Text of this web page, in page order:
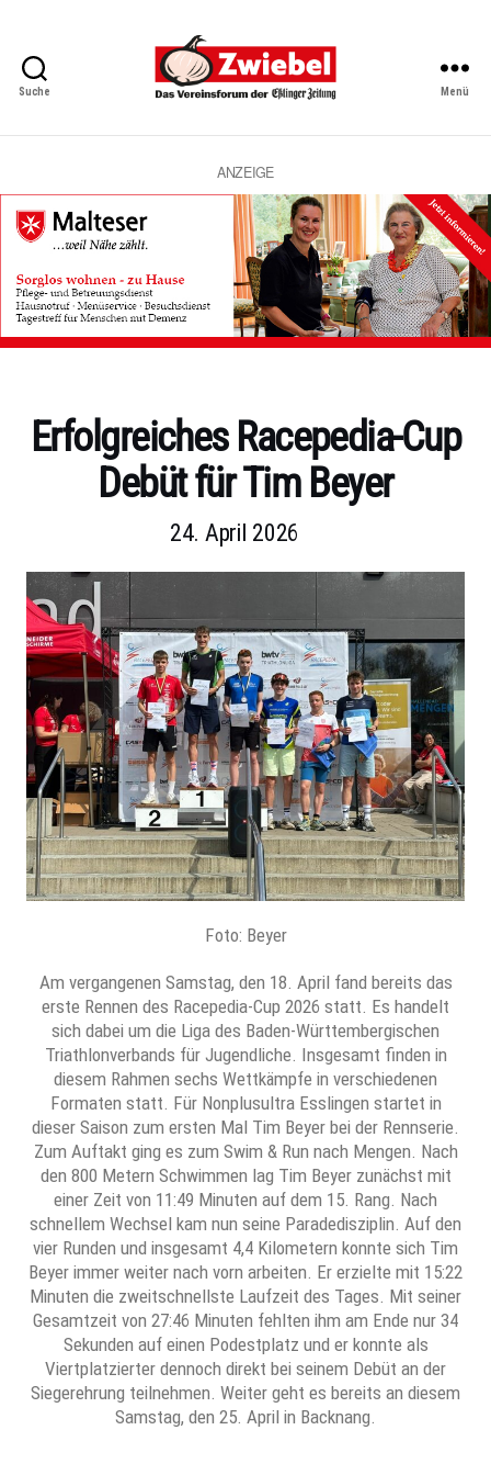
Suche
Vereinsforum
Eßlinger
Zeitung
Menü
ANZEIGE
Kategorien
Erfolgreiches Racepedia-Cup
Debüt für Tim Beyer
24. April 2026
Foto: Beyer
Am vergangenen Samstag, den 18. April fand bereits das
erste Rennen des Racepedia-Cup 2026 statt. Es handelt
sich dabei um die Liga des Baden-Württembergischen
Triathlonverbands für Jugendliche. Insgesamt finden in
diesem Rahmen sechs Wettkämpfe in verschiedenen
Formaten statt. Für Nonplusultra Esslingen startet in
dieser Saison zum ersten Mal Tim Beyer bei der Rennserie.
Zum Auftakt ging es zum Swim & Run nach Mengen. Nach
den 800 Metern Schwimmen lag Tim Beyer zunächst mit
einer Zeit von 11:49 Minuten auf dem 15. Rang. Nach
schnellem Wechsel kam nun seine Paradedisziplin. Auf den
vier Runden und insgesamt 4,4 Kilometern konnte sich Tim
Beyer immer weiter nach vorn arbeiten. Er erzielte mit 15:22
Minuten die zweitschnellste Laufzeit des Tages. Mit seiner
Gesamtzeit von 27:46 Minuten fehlten ihm am Ende nur 34
Sekunden auf einen Podestplatz und er konnte als
Viertplatzierter dennoch direkt bei seinem Debüt an der
Siegerehrung teilnehmen. Weiter geht es bereits an diesem
Samstag, den 25. April in Backnang.